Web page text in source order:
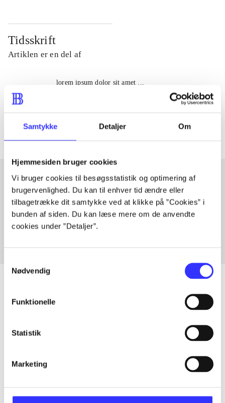
Samtykke Detaljer Om
Hjemmesiden bruger cookies
Vi bruger cookies til besøgsstatistik og optimering af
brugervenlighed. Du kan til enhver tid ændre eller
tilbagetrække dit samtykke ved at klikke på ”Cookies” i
bunden af siden. Du kan læse mere om de anvendte
cookies under ”Detaljer”.
Nødvendig
Funktionelle
Statistik
Marketing
Tidsskrift
Artiklen er en del af
lorem ipsum dolor sit amet ...
Artikler med samme emner
Fra